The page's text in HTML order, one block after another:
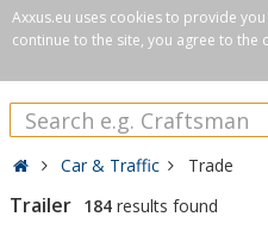
Axxus.eu uses cookies to provide
continue to the site, you agree to the
Car & Traffic Trade
Trailer 184 results found